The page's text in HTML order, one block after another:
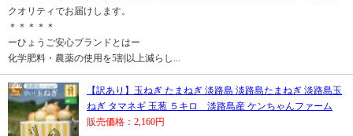
クオリティでお届けします。
＊＊＊＊＊
ーひょうご安心ブランドとはー
化学肥料・農薬の使用を5割以上減らし...
【訳あり】玉ねぎ たまねぎ 淡路島 淡路島たまねぎ 淡路島玉
ねぎ タマネギ 玉葱 ５キロ 淡路島産 ケンちゃんファーム
販売価格：2,160円